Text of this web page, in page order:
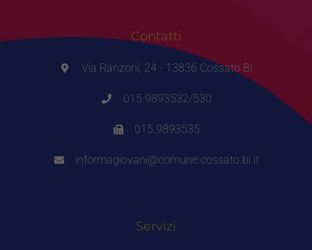
Contatti
Via Ranzoni, 24 - 13836 Cossato BI
015.9893532/530
015.9893535
informagiovani@comune.cossato.bi.it
Servizi